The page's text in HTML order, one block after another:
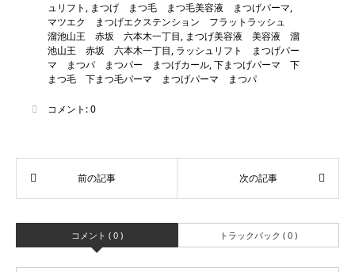
ュリフト , まつげ まつ毛 まつ毛美容液 まつげパーマ,
マツエク まつげエクステンション フラットラッシュ
溜池山王 赤坂 六本木一丁目, まつげ美容液 美容液 溜
池山王 赤坂 六本木一丁目, ラッシュリフト まつげパー
マ まつパ まつパー まつげカール,下まつげパーマ 下
まつ毛 下まつ毛パーマ まつげパーマ まつパ
コメント:0
コメント ( 0 ) トラックバック ( 0 )